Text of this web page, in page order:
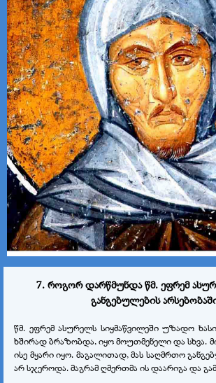
7. როგორ დარწმუნდა წმ. ეფრემ
განგებულების
წმ. ეფრემ ასურელს სიყმაწვილეში უზადო
ხშირად ბრაზობდა, იყო მოუთმენელი და სხვა.
ისე მყარი იყო. მაგალითად, მას საღმრთო
არ სჯეროდა. მაგრამ ღმერთმა ის დაარიგა და